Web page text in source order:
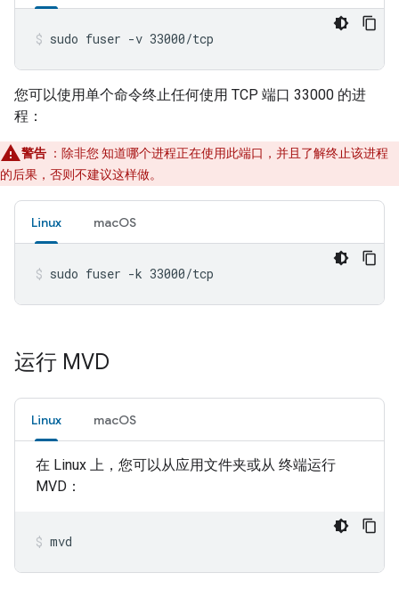
sudo fuser -v 33000/tcp
您可以使用单个命令终止任何使用 TCP 端口 33000 的进
程：
警告 ：除非您 知道哪个进程正在使用此端口，并且了解终止该进程
的后果，否则不建议这样做。
Linux macOS
sudo fuser -k 33000/tcp
运行 MVD
Linux macOS
在 Linux 上，您可以从应用文件夹或从 终端运行
MVD ：
mvd